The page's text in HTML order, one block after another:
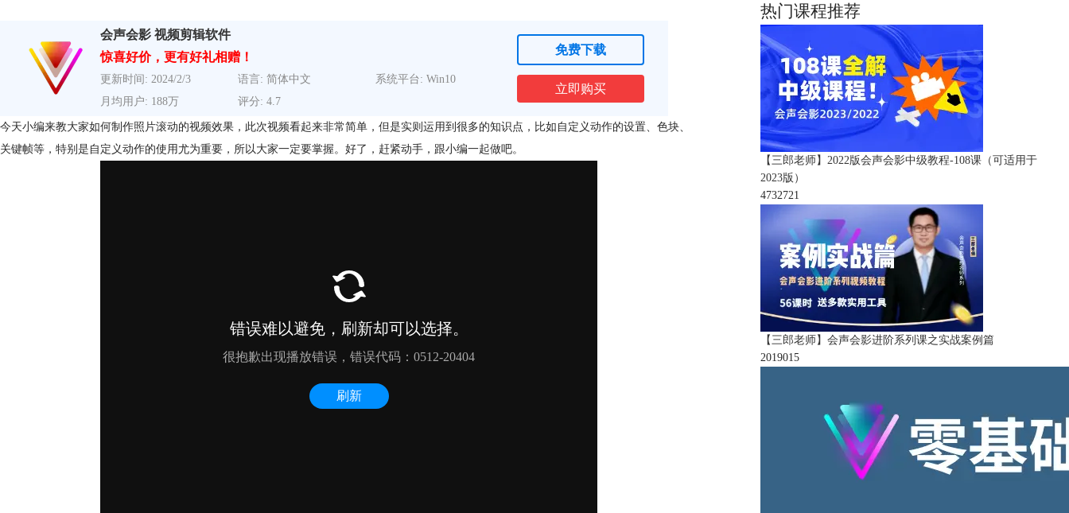
会声会影 视频剪辑软件
惊喜好价，更有好礼相赠！
更新时间: 2024/2/3 语言: 简体中文
系统平台: Win10
月均用户: 188万
评分: 4.7
免费下载
立即购买
今天小编来教大家如何制作照片滚动的视频效果，此次视频看起来非常简单，但是实则运用到很多的知识点，比如自定义动作的设置、色块、
关键帧等，特别是自定义动作的使用尤为重要，所以大家一定要掌握。好了，赶紧动手，跟小编一起做吧。
热门课程推荐
【三郎老师】2022版会声会影中级教程-108课（可适用于
2023版）
4732721
【三郎老师】会声会影进阶系列课之实战案例篇
2019015